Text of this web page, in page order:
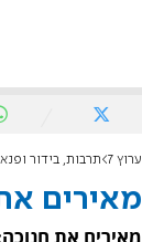
ערוץ 7 תרבות, בידור
מאירים